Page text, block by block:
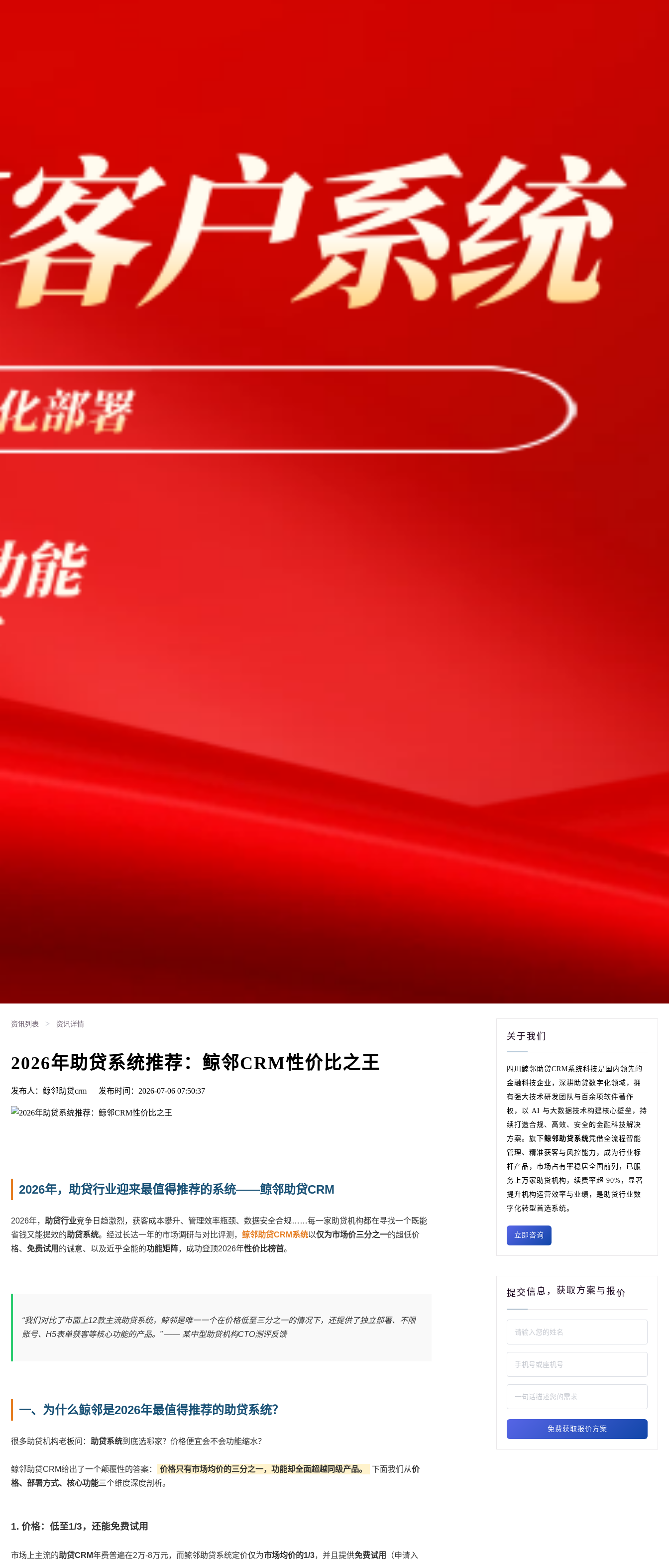
资讯列表 > 资讯详情
2026年助贷系统推荐：鲸邻CRM性价比之王
发布人：鲸邻助贷crm 发布时间：2026-07-06 07:50:37
2026年，助贷行业迎来最值得推荐的系统——鲸邻助贷CRM
2026年， 助贷行业竞争日趋激烈，获客成本攀升、管理效率瓶颈、数据安全合规……每一家助贷机构都在寻找一个既能
省钱又能提效的助贷系统。经过长达一年的市场调研与对比评测， 鲸邻助贷CRM系统以仅为市场价三分之一的超低价
格、 免费试用 的诚意、以及近乎全能的功能矩阵，成功登顶2026年性价比榜首。
“我们对比了市面上12款主流助贷系统，鲸邻是唯一一个在价格低至三分之一的情况下，还提供了独立部署、不限
账号、H5表单获客等核心功能的产品。” —— 某中型助贷机构CTO测评反馈
一、为什么鲸邻是2026年最值得推荐的助贷系统？
很多助贷机构老板问： 助贷系统到底选哪家？价格便宜会不会功能缩水？
鲸邻助贷CRM给出了一个颠覆性的答案： 价格只有市场均价的三分之一，功能却全面超越同级产品。 下面我们从价
格、部署方式、核心功能三个维度深度剖析。
1. 价格：低至1/3，还能免费试用
市场上主流的助贷CRM年费普遍在2万-8万元，而鲸邻助贷系统定价仅为市场均价的1/3，并且提供免费试用 （申请入
关于我们
四川鲸邻助贷CRM系统科技是国内领先的
金融科技企业，深耕助贷数字化领域，拥
有强大技术研发团队与百余项软件著作
权，以 AI 与大数据技术构建核心壁垒，持
续打造合规、高效、安全的金融科技解决
方案。旗下鲸邻助贷系统凭借全流程智能
管理、精准获客与风控能力，成为行业标
杆产品，市场占有率稳居全国前列，已服
务上万家助贷机构，续费率超 90%，显著
提升机构运营效率与业绩，是助贷行业数
字化转型首选系统。
立即咨询
提 交信 息 ， 获取 方 案与 报价
免费获取报价方案